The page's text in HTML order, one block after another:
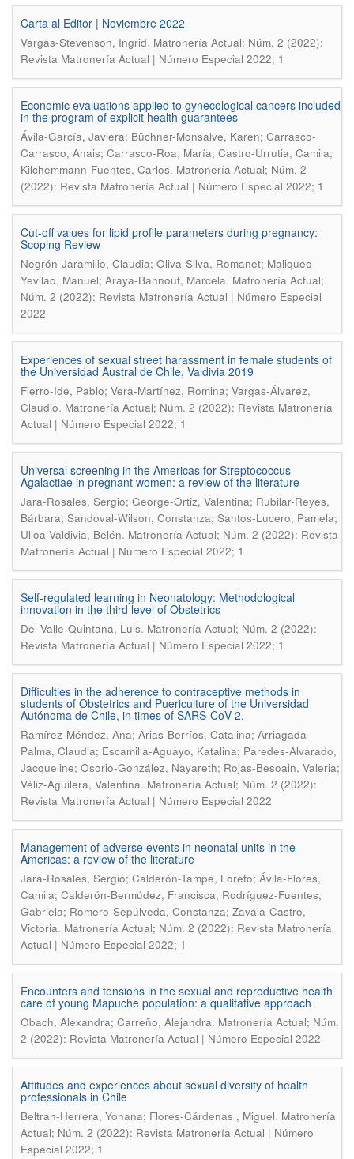
Carta al Editor | Noviembre 2022
Vargas-Stevenson, Ingrid. Matronería Actual; Núm. 2 (2022):
Revista Matronería Actual | Número Especial 2022; 1
Economic evaluations applied to gynecological cancers included
in the program of explicit health guarantees
Ávila-García, Javiera; Büchner-Monsalve, Karen; Carrasco-
Carrasco, Anais; Carrasco-Roa, María; Castro-Urrutia, Camila;
Kilchemmann-Fuentes, Carlos. Matronería Actual; Núm. 2
(2022): Revista Matronería Actual | Número Especial 2022; 1
Cut-off values for lipid profile parameters during pregnancy:
Scoping Review
Negrón-Jaramillo, Claudia; Oliva-Silva, Romanet; Maliqueo-
Yevilao, Manuel; Araya-Bannout, Marcela. Matronería Actual;
Núm. 2 (2022): Revista Matronería Actual | Número Especial
2022
Experiences of sexual street harassment in female students of
the Universidad Austral de Chile, Valdivia 2019
Fierro-Ide, Pablo; Vera-Martínez, Romina; Vargas-Álvarez,
Claudio. Matronería Actual; Núm. 2 (2022): Revista Matronería
Actual | Número Especial 2022; 1
Universal screening in the Americas for Streptococcus
Agalactiae in pregnant women: a review of the literature
Jara-Rosales, Sergio; George-Ortiz, Valentina; Rubilar-Reyes,
Bárbara; Sandoval-Wilson, Constanza; Santos-Lucero, Pamela;
Ulloa-Valdivia, Belén. Matronería Actual; Núm. 2 (2022): Revista
Matronería Actual | Número Especial 2022; 1
Self-regulated learning in Neonatology: Methodological
innovation in the third level of Obstetrics
Del Valle-Quintana, Luis. Matronería Actual; Núm. 2 (2022):
Revista Matronería Actual | Número Especial 2022; 1
Difficulties in the adherence to contraceptive methods in
students of Obstetrics and Puericulture of the Universidad
Autónoma de Chile, in times of SARS-CoV-2.
Ramírez-Méndez, Ana; Arias-Berríos, Catalina; Arriagada-
Palma, Claudia; Escamilla-Aguayo, Katalina; Paredes-Alvarado,
Jacqueline; Osorio-González, Nayareth; Rojas-Besoain, Valeria;
Véliz-Aguilera, Valentina. Matronería Actual; Núm. 2 (2022):
Revista Matronería Actual | Número Especial 2022
Management of adverse events in neonatal units in the
Americas: a review of the literature
Jara-Rosales, Sergio; Calderón-Tampe, Loreto; Ávila-Flores,
Camila; Calderón-Bermúdez, Francisca; Rodríguez-Fuentes,
Gabriela; Romero-Sepúlveda, Constanza; Zavala-Castro,
Victoria. Matronería Actual; Núm. 2 (2022): Revista Matronería
Actual | Número Especial 2022; 1
Encounters and tensions in the sexual and reproductive health
care of young Mapuche population: a qualitative approach
Obach, Alexandra; Carreño, Alejandra. Matronería Actual; Núm.
2 (2022): Revista Matronería Actual | Número Especial 2022
Attitudes and experiences about sexual diversity of health
professionals in Chile
Beltran-Herrera, Yohana; Flores-Cárdenas , Miguel. Matronería
Actual; Núm. 2 (2022): Revista Matronería Actual | Número
Especial 2022; 1